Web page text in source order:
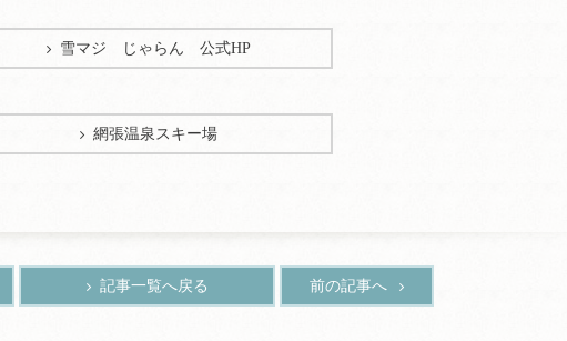
雪マジ じゃらん 公式HP
網張温泉スキー場
記事一覧へ戻る 前の記事へ